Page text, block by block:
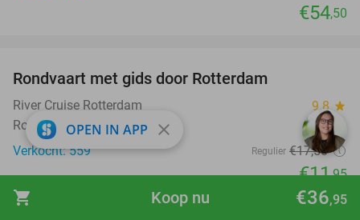
shopping_cart €36,95
Koop nu
€54,50
Rondvaart met gids door Rotterdam
River Cruise Rotterdam 9.8 star
Rotterdam
Verkocht: 559
Regulier €17,50
€11,95
favorite_border
OPEN IN APP close